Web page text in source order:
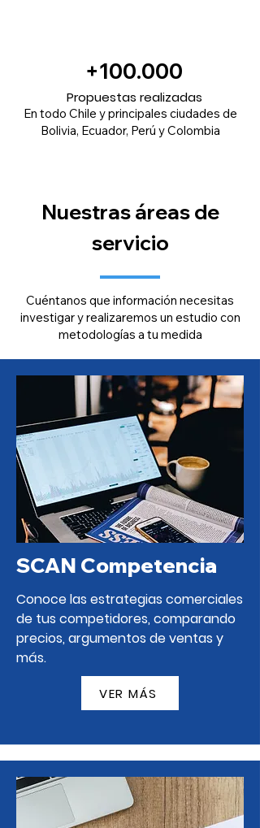
+100.000
Propuestas realizadas
En todo Chile y principales ciudades de
Bolivia, Ecuador, Perú y Colombia
Nuestras áreas de
servicio
Cuéntanos que información necesitas
investigar y realizaremos un estudio con
metodologías a tu medida
SCAN Competencia
Conoce las estrategias comerciales
de tus competidores, comparando
precios, argumentos de ventas y
más.
VER MÁS